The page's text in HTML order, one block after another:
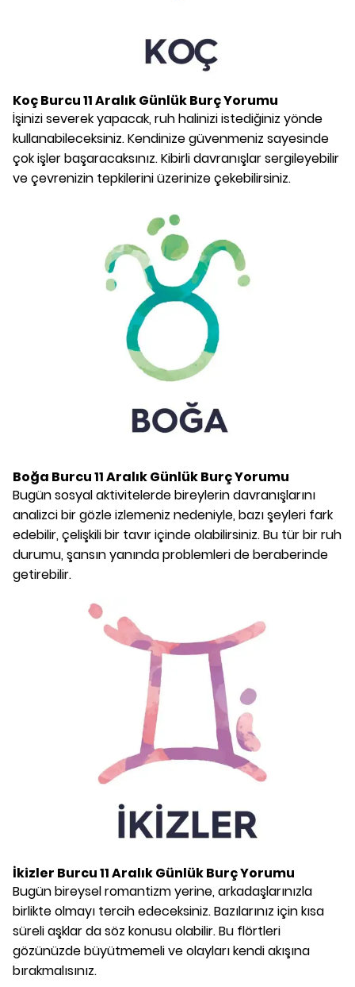
Koç Burcu11 AralıkGünlük Burç Yorumu
İşinizi severek yapacak, ruh halinizi istediğiniz yönde
kullanabileceksiniz. Kendinize güvenmeniz sayesinde
çok işler başaracaksınız. Kibirli davranışlar sergileyebilir
ve çevrenizin tepkilerini üzerinize çekebilirsiniz.
Boğa Burcu11 AralıkGünlük Burç Yorumu
Bugün sosyal aktivitelerde bireylerin davranışlarını
analizci bir gözle izlemeniz nedeniyle, bazı şeyleri fark
edebilir, çelişkili bir tavır içinde olabilirsiniz. Bu tür bir ruh
durumu, şansın yanında problemleri de beraberinde
getirebilir.
İkizler Burcu11 AralıkGünlük Burç Yorumu
Bugün bireysel romantizm yerine, arkadaşlarınızla
birlikte olmayı tercih edeceksiniz. Bazılarınız için kısa
süreli aşklar da söz konusu olabilir. Bu flörtleri
gözünüzde büyütmemeli ve olayları kendi akışına
bırakmalısınız.